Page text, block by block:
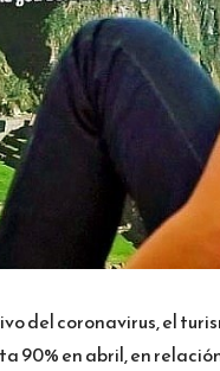
del coronavirus, el
90% en abril, en